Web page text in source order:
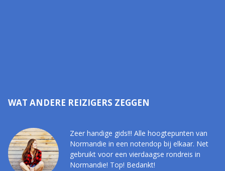
WAT ANDERE REIZIGERS ZEGGEN
Zeer handige gids!!! Alle hoogtepunten van
Normandie in een notendop bij elkaar. Net
gebruikt voor een vierdaagse rondreis in
Normandie! Top! Bedankt!